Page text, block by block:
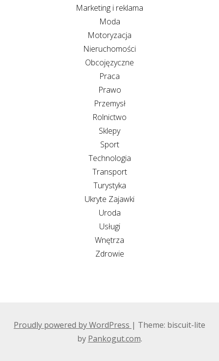
Marketing i reklama
Moda
Motoryzacja
Nieruchomości
Obcojęzyczne
Praca
Prawo
Przemysł
Rolnictwo
Sklepy
Sport
Technologia
Transport
Turystyka
Ukryte Zajawki
Uroda
Usługi
Wnętrza
Zdrowie
Proudly powered by WordPress | Theme: biscuit-lite
by Pankogut.com.